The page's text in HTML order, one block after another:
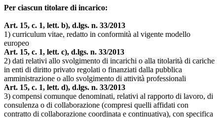
Per ciascun titolare di incarico:
Art. 15, c. 1, lett. b), d.lgs. n. 33/2013
1) curriculum vitae, redatto in conformità al vigente modello
europeo
Art. 15, c. 1, lett. c), d.lgs. n. 33/2013
2) dati relativi allo svolgimento di incarichi o alla titolarità di cariche
in enti di diritto privato regolati o finanziati dalla pubblica
amministrazione o allo svolgimento di attività professionali
Art. 15, c. 1, lett. d), d.lgs. n. 33/2013
3) compensi comunque denominati, relativi al rapporto di lavoro, di
consulenza o di collaborazione (compresi quelli affidati con
contratto di collaborazione coordinata e continuativa), con specifica